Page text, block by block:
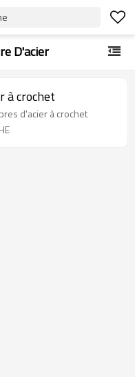
D'acier
à crochet
d'acier à crochet